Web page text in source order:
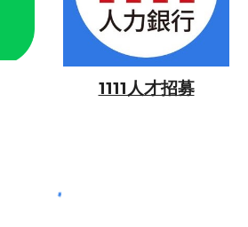
1111人才招募